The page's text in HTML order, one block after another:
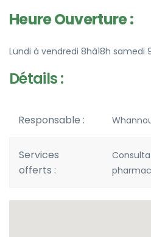
Heure Ouverture :
Lundi à vendredi 8hà18h samedi
Détails :
Responsable :
Services
offerts :